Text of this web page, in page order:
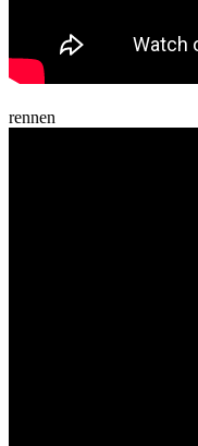
rennen